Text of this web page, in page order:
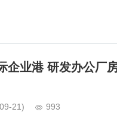
企业港 研发办公厂
21) 993